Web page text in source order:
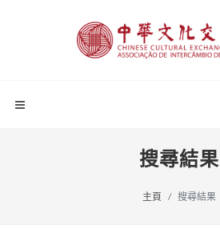
搜尋結果
主頁 搜尋結果